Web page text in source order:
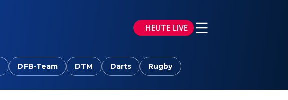
HEUTE LIVE
DFB-Team DTM Darts Rugby